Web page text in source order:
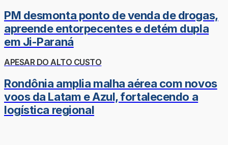
PM desmonta ponto de venda de drogas,
apreende entorpecentes e detém dupla
em Ji-Paraná
APESAR DO ALTO CUSTO
Rondônia amplia malha aérea com novos
voos da Latam e Azul, fortalecendo a
logística regional